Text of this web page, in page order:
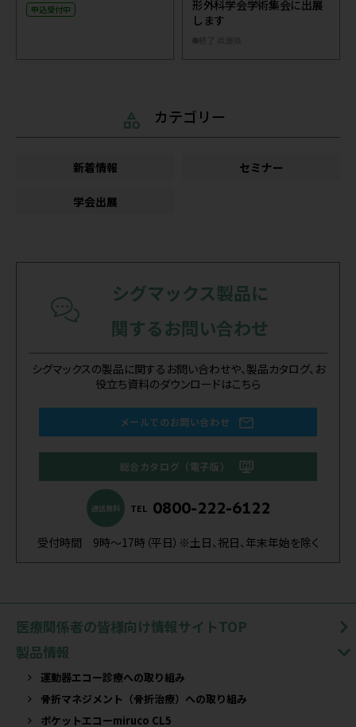
申込受付中
形外科学会学術集会に出展
します
カテゴリー
新着情報 セミナー
学会出展
シグマックス製品に
関するお問い合わせ
シグマックスの製品に関するお問い合わせや、製品カタログ、お
役立ち資料のダウンロードはこちら
メールでのお問い合わせ
総合カタログ（電子版）
通話無料 TEL 0800-222-6122
受付時間 9時～17時（平日）※土日、祝日、年末年始を除く
医療関係者の皆様向け情報サイトTOP
製品情報
運動器エコー診療への取り組み
骨折マネジメント（骨折治療）への取り組み
ポケットエコーmiruco CL5